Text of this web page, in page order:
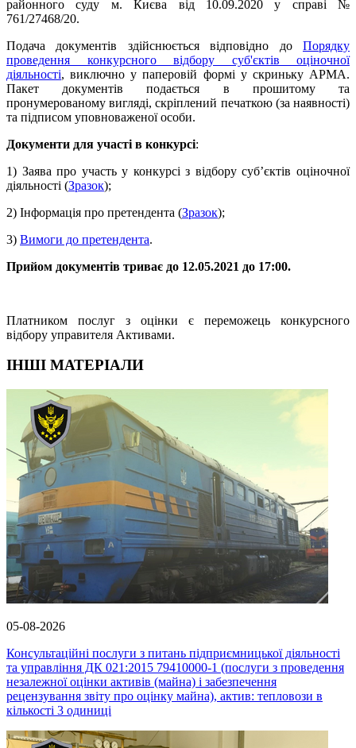
районного суду м. Києва від 10.09.2020 у справі №
761/27468/20.
Подача документів здійснюється відповідно до Порядку
проведення конкурсного відбору суб'єктів оціночної
діяльності, виключно у паперовій формі у скриньку АРМА.
Пакет документів подається в прошитому та
пронумерованому вигляді, скріплений печаткою (за наявності)
та підписом уповноваженої особи.
Документи для участі в конкурсі:
1) Заява про участь у конкурсі з відбору суб’єктів оціночної
діяльності (Зразок);
2) Інформація про претендента (Зразок);
3) Вимоги до претендента.
Прийом документів триває до 12.05.2021 до 17:00.
Платником послуг з оцінки є переможець конкурсного
відбору управителя Активами.
ІНШІ МАТЕРІАЛИ
05-08-2026
Консультаційні послуги з питань підприємницької діяльності
та управління ДК 021:2015 79410000-1 (послуги з проведення
незалежної оцінки активів (майна) і забезпечення
рецензування звіту про оцінку майна), актив: тепловози в
кількості 3 одиниці